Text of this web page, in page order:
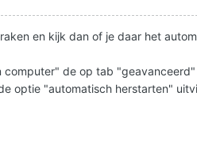
en kijk dan of je daar het
computer" de op tab
optie "automatisch herstarten"